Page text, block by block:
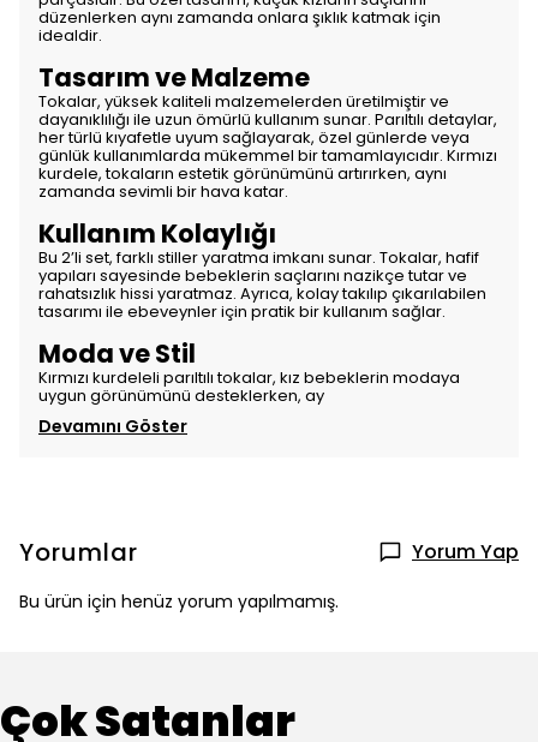
düzenlerken aynı zamanda onlara şıklık katmak için
idealdir.
Tasarım ve Malzeme
Tokalar, yüksek kaliteli malzemelerden üretilmiştir ve
dayanıklılığı ile uzun ömürlü kullanım sunar. Parıltılı detaylar,
her türlü kıyafetle uyum sağlayarak, özel günlerde veya
günlük kullanımlarda mükemmel bir tamamlayıcıdır. Kırmızı
kurdele, tokaların estetik görünümünü artırırken, aynı
zamanda sevimli bir hava katar.
Kullanım Kolaylığı
Bu 2’li set, farklı stiller yaratma imkanı sunar. Tokalar, hafif
yapıları sayesinde bebeklerin saçlarını nazikçe tutar ve
rahatsızlık hissi yaratmaz. Ayrıca, kolay takılıp çıkarılabilen
tasarımı ile ebeveynler için pratik bir kullanım sağlar.
Moda ve Stil
Kırmızı kurdeleli parıltılı tokalar, kız bebeklerin modaya
uygun görünümünü desteklerken, ay
Devamını Göster
Yorumlar Yorum Yap
Bu ürün için henüz yorum yapılmamış.
Çok Satanlar